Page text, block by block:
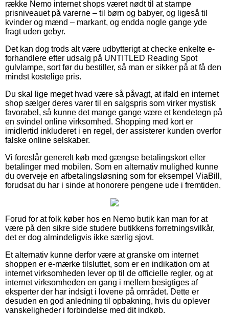
række Nemo internet shops været nødt til at stampe
prisniveauet på varerne – til børn og babyer, og ligeså til
kvinder og mænd – markant, og endda nogle gange yde
fragt uden gebyr.
Det kan dog trods alt være udbytterigt at checke enkelte e-
forhandlere efter udsalg på UNTITLED Reading Spot
gulvlampe, sort før du bestiller, så man er sikker på at få den
mindst kostelige pris.
Du skal lige meget hvad være så påvagt, at ifald en internet
shop sælger deres varer til en salgspris som virker mystisk
favorabel, så kunne det mange gange være et kendetegn på
en svindel online virksomhed. Shopping med kort er
imidlertid inkluderet i en regel, der assisterer kunden overfor
falske online selskaber.
Vi foreslår generelt køb med gængse betalingskort eller
betalinger med mobilen. Som en alternativ mulighed kunne
du overveje en afbetalingsløsning som for eksempel ViaBill,
forudsat du har i sinde at honorere pengene ude i fremtiden.
Forud for at folk køber hos en Nemo butik kan man for at
være på den sikre side studere butikkens forretningsvilkår,
det er dog almindeligvis ikke særlig sjovt.
Et alternativ kunne derfor være at granske om internet
shoppen er e-mærke tilsluttet, som er en indikation om at
internet virksomheden lever op til de officielle regler, og at
internet virksomheden en gang i mellem besigtiges af
eksperter der har indsigt i lovene på området. Dette er
desuden en god anledning til opbakning, hvis du oplever
vanskeligheder i forbindelse med dit indkøb.